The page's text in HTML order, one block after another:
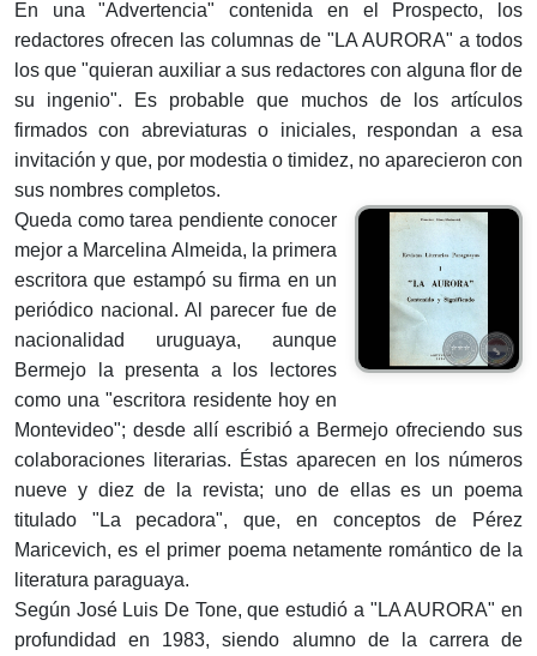
En una "Advertencia" contenida en el Prospecto, los
redactores ofrecen las columnas de "LA AURORA" a todos
los que "quieran auxiliar a sus redactores con alguna flor de
su ingenio". Es probable que muchos de los artículos
firmados con abreviaturas o iniciales, respondan a esa
invitación y que, por modestia o timidez, no aparecieron con
sus nombres completos.
Queda como tarea pendiente conocer
mejor a Marcelina Almeida, la primera
escritora que estampó su firma en un
periódico nacional. Al parecer fue de
nacionalidad uruguaya, aunque
Bermejo la presenta a los lectores
como una "escritora residente hoy en
Montevideo"; desde allí escribió a Bermejo ofreciendo sus
colaboraciones literarias. Éstas aparecen en los números
nueve y diez de la revista; uno de ellas es un poema
titulado "La pecadora", que, en conceptos de Pérez
Maricevich, es el primer poema netamente romántico de la
literatura paraguaya.
Según José Luis De Tone, que estudió a "LA AURORA" en
profundidad en 1983, siendo alumno de la carrera de